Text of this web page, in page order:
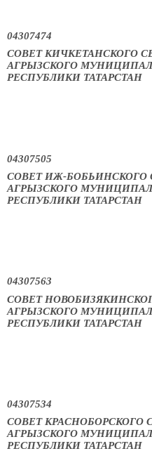
04307474
СОВЕТ КИЧКЕТАНСКОГО
АГРЫЗСКОГО
РЕСПУБЛИКИ ТАТАРСТАН
04307505
СОВЕТ ИЖ-БОБЬИНСКОГО
АГРЫЗСКОГО
РЕСПУБЛИКИ ТАТАРСТАН
04307563
СОВЕТ
АГРЫЗСКОГО
РЕСПУБЛИКИ ТАТАРСТАН
04307534
СОВЕТ КРАСНОБОРСКОГО
АГРЫЗСКОГО
РЕСПУБЛИКИ ТАТАРСТАН